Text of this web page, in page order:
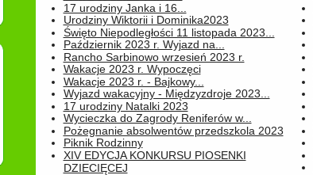
17 urodziny Janka i 16...
Urodziny Wiktorii i Dominika2023
Święto Niepodległości 11 listopada 2023...
Październik 2023 r. Wyjazd na...
Rancho Sarbinowo wrzesień 2023 r.
Wakacje 2023 r. Wypoczęci
Wakacje 2023 r. - Bajkowy...
Wyjazd wakacyjny - Międzyzdroje 2023...
17 urodziny Natalki 2023
Wycieczka do Zagrody Reniferów w...
Pożegnanie absolwentów przedszkola 2023
Piknik Rodzinny
XIV EDYCJA KONKURSU PIOSENKI
DZIECIĘCEJ